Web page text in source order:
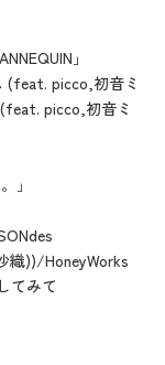
」
(feat. picco,初音ミ
picco,初音ミ
」
織))/HoneyWorks
てみて